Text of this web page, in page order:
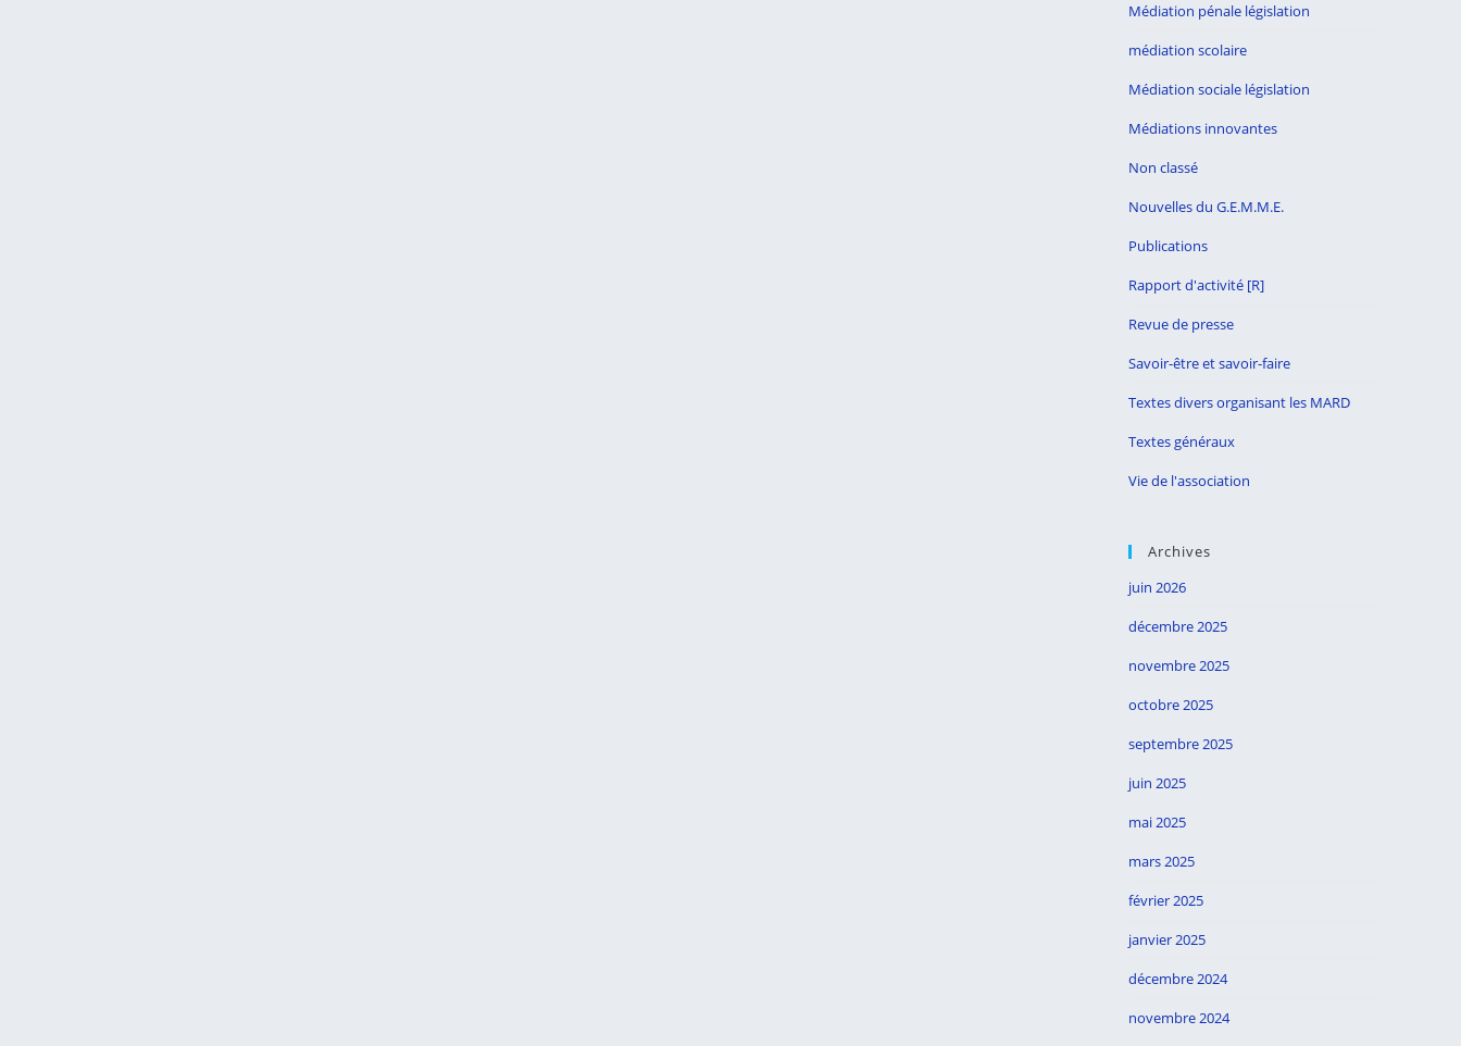
Médiation pénale législation
médiation scolaire
Médiation sociale législation
Médiations innovantes
Non classé
Nouvelles du G.E.M.M.E.
Publications
Rapport d'activité [R]
Revue de presse
Savoir-être et savoir-faire
Textes divers organisant les MARD
Textes généraux
Vie de l'association
Archives
juin 2026
décembre 2025
novembre 2025
octobre 2025
septembre 2025
juin 2025
mai 2025
mars 2025
février 2025
janvier 2025
décembre 2024
novembre 2024